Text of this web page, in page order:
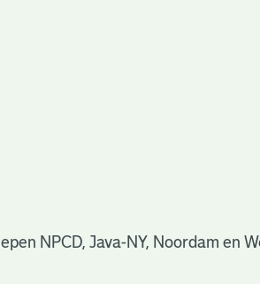
NPCD, Java-NY, Noordam en